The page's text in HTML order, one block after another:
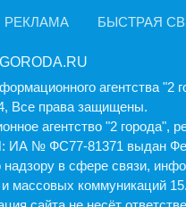
РЕКЛАМА БЫСТРАЯ
агентства "2
Все права защищены.
агентство "2 города",
ИА № ФС77-81371 выдан
надзору в сфере связи,
и массовых коммуникаций